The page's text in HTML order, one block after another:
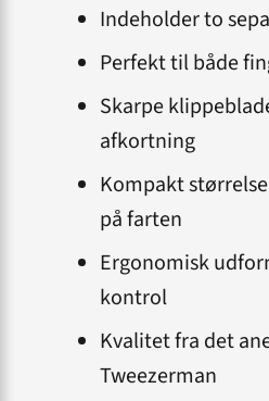
Indeholder to
Perfekt til både
Skarpe
afkortning
Kompakt
på farten
Ergonomisk
kontrol
Kvalitet fra det
Tweezerman